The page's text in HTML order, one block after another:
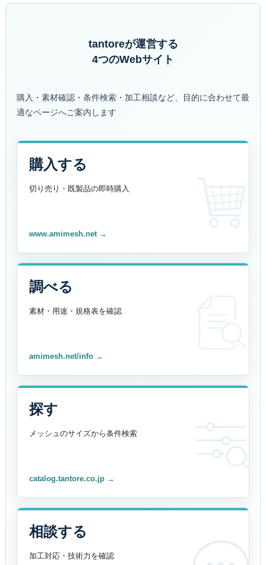
tantoreが運営する
4つのWebサイト
購入・素材確認・条件検索・加工相談など、目的に合わせて最
適なページへご案内します
購入する
切り売り・既製品の即時購入
www.amimesh.net →
調べる
素材・用途・規格表を確認
amimesh.net/info →
探す
メッシュのサイズから条件検索
catalog.tantore.co.jp →
相談する
加工対応・技術力を確認